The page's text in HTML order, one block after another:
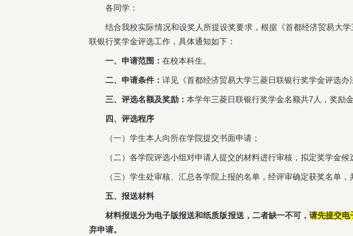
各同学：
结合我校实际情况和设奖人所提设奖要求，根据《首都经济贸易大
联银行奖学金评选工作，具体通知如下：
一、申请范围： 在校本科生。
二、申请条件： 详见《首都经济贸易大学三菱日联银行奖学金评选办
三、评选名额及奖励： 本学年三菱日联银行奖学金名额共7人，奖励
四、评选程序
（一）学生本人向所在学院提交书面申请；
（二）各学院评选小组对申请人提交的材料进行审核，拟定奖学金
（三）学生处审核、汇总各学院上报的名单，经评审确定获奖名单，
五、报送材料
材料报送分为电子版报送和纸质版报送，二者缺一不可， 请先提交电
弃申请。